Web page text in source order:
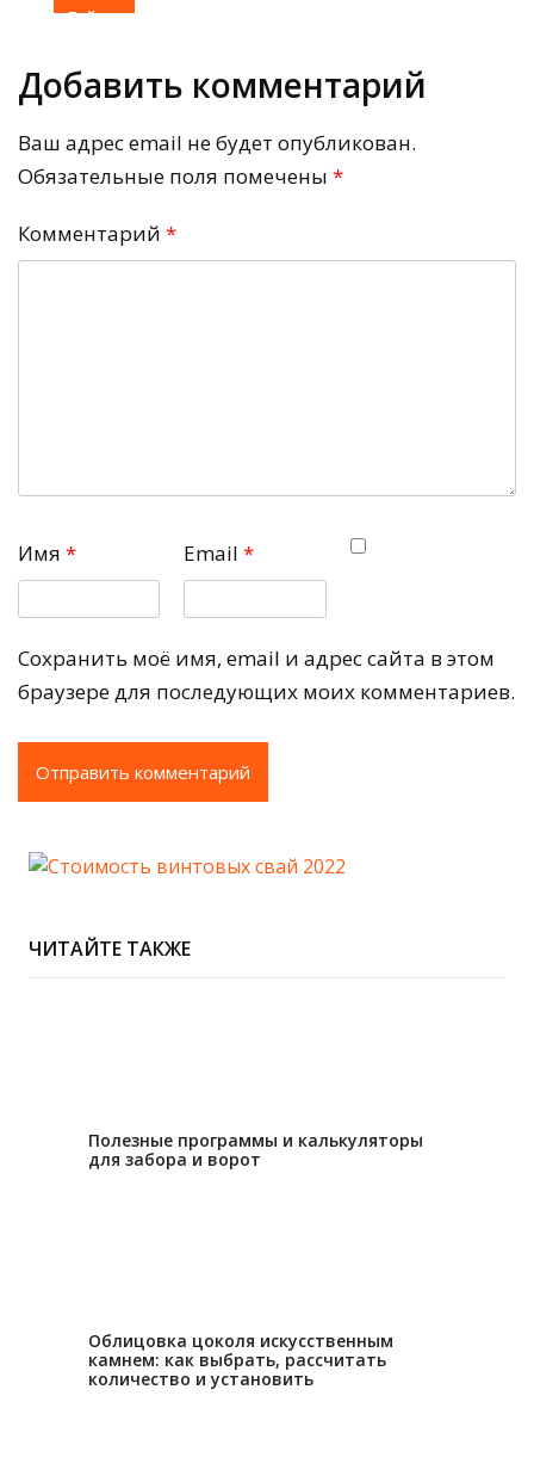
Гайды
Добавить комментарий
Ваш адрес email не будет опубликован.
Обязательные поля помечены *
Комментарий *
Имя * Email*
Сохранить моё имя, email и адрес сайта в этом
браузере для последующих моих комментариев.
ЧИТАЙТЕ ТАКЖЕ
Полезные программы и калькуляторы
для забора и ворот
Облицовка цоколя искусственным
камнем: как выбрать, рассчитать
количество и установить